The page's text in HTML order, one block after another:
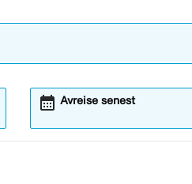
Avreise senest
calendar_month